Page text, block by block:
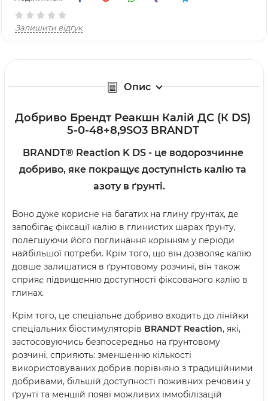
Залишити відгук
Опис
Добриво Брендт Реакшн Калій ДС (К DS)
5-0-48+8,9SO3 BRANDT
BRANDT® Reaction K DS - це водорозчинне
добриво, яке покращує доступність калію та
азоту в ґрунті.
Воно дуже корисне на багатих на глину ґрунтах, де
запобігає фіксації калію в глинистих шарах ґрунту,
полегшуючи його поглинання корінням у періоди
найбільшої потреби. Крім того, що він дозволяє калію
довше залишатися в ґрунтовому розчині, він також
сприяє підвищенню доступності фіксованого калію в
глинах.
Крім того, це спеціальне добриво входить до лінійки
спеціальних біостимуляторів BRANDT Reaction, які,
застосовуючись безпосередньо на ґрунтовому
розчині, сприяють: зменшенню кількості
використовуваних добрив порівняно з традиційними
добривами, більшій доступності поживних речовин у
ґрунті та меншій появі можливих іммобілізацій